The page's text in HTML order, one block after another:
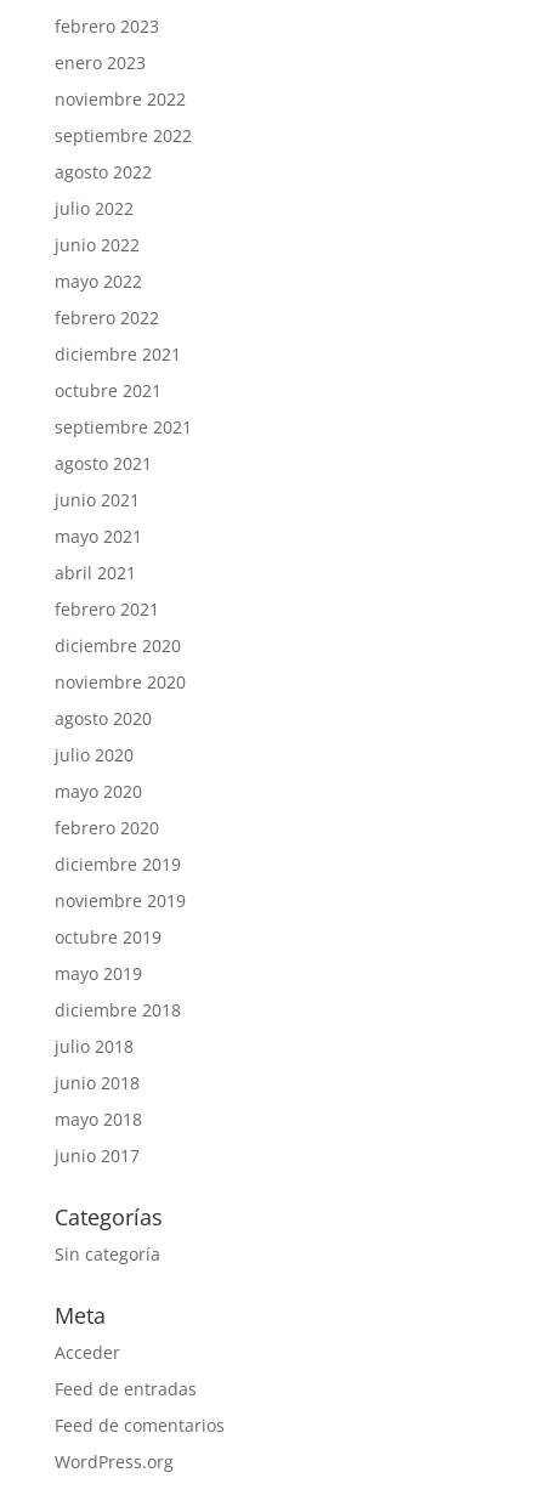
febrero 2023
enero 2023
noviembre 2022
septiembre 2022
agosto 2022
julio 2022
junio 2022
mayo 2022
febrero 2022
diciembre 2021
octubre 2021
septiembre 2021
agosto 2021
junio 2021
mayo 2021
abril 2021
febrero 2021
diciembre 2020
noviembre 2020
agosto 2020
julio 2020
mayo 2020
febrero 2020
diciembre 2019
noviembre 2019
octubre 2019
mayo 2019
diciembre 2018
julio 2018
junio 2018
mayo 2018
junio 2017
Categorías
Sin categoría
Meta
Acceder
Feed de entradas
Feed de comentarios
WordPress.org